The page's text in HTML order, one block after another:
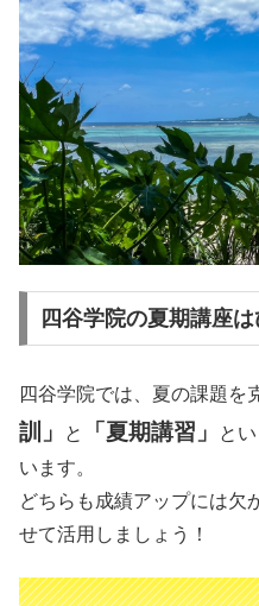
四谷学院の夏期講座は
四谷学院では、夏の課題を
訓」
と 「夏期講習」
と
います。
どちらも成績アップには欠
せて活用しましょう！